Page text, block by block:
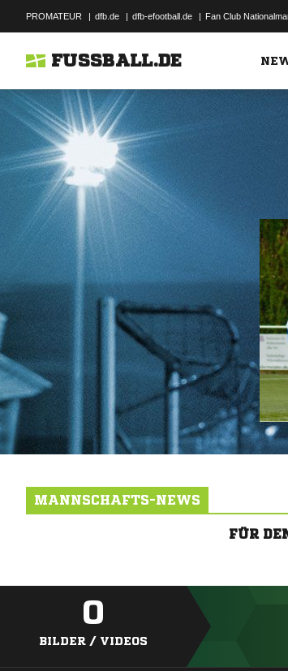
PROMATEUR | dfb.de | dfb-efootball.de | Fan Club
FUSSBALL.DE
MANNSCHAFTS-NEWS
FÜR
0
BILDER / VIDEOS